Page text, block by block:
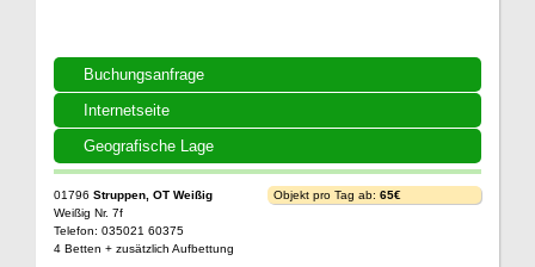
Buchungsanfrage
Internetseite
Geografische Lage
01796 Struppen, OT Weißig
Weißig Nr. 7f
Telefon: 035021 60375
4 Betten + zusätzlich Aufbettung
Objekt pro Tag ab: 65€